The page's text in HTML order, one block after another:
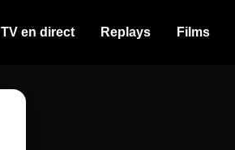
TV en direct Replays Films